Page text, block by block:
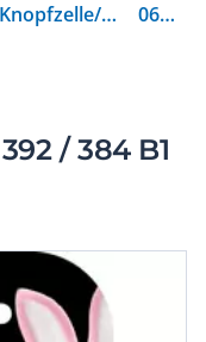
Knopfzelle/-batterie 067929
/ 384 B1